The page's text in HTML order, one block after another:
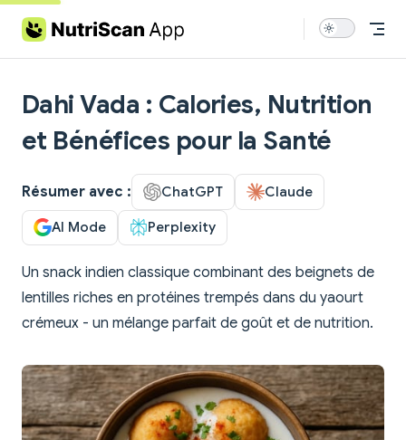
Skip to content
Dahi Vada : Calories, Nutrition
et Bénéfices pour la Santé
Résumer avec : ChatGPT Claude
AI Mode Perplexity
Un snack indien classique combinant des beignets de
lentilles riches en protéines trempés dans du yaourt
crémeux - un mélange parfait de goût et de nutrition.